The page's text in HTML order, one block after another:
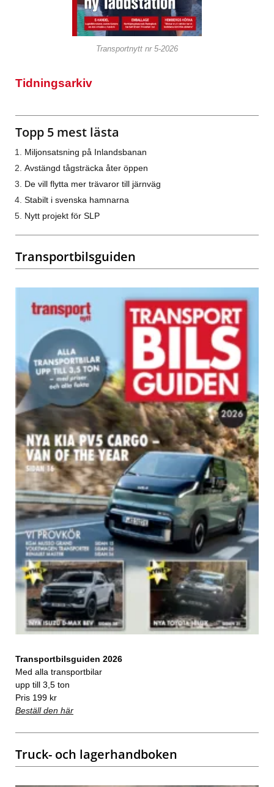
Transportnytt nr 5-2026
Tidningsarkiv
Topp 5 mest lästa
Miljonsatsning på Inlandsbanan
Avstängd tågsträcka åter öppen
De vill flytta mer trävaror till järnväg
Stabilt i svenska hamnarna
Nytt projekt för SLP
Transportbilsguiden
Transportbilsguiden 2026
Med alla transportbilar
upp till 3,5 ton
Pris 199 kr
Beställ den här
Truck- och lagerhandboken